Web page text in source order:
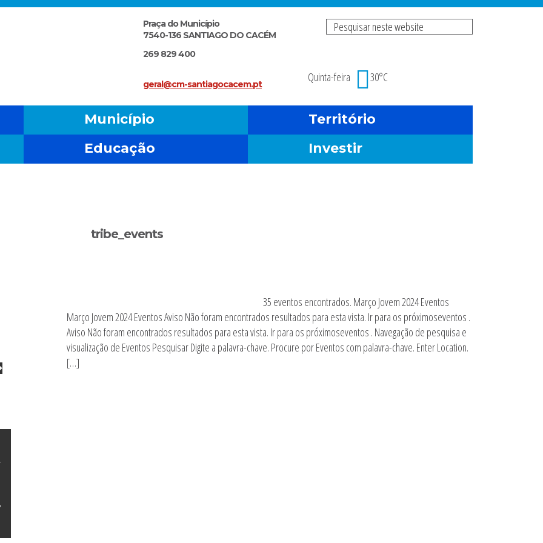
Pesquisar
Quinta-feira
30°C
Praça do Município
7540-136 SANTIAGO DO CACÉM
269 829 400
geral@cm-santiagocacem.pt
Município
Território
Educação Investir
tribe_events
35 eventos encontrados. Março Jovem 2024 Eventos
Março Jovem 2024 Eventos Aviso Não foram encontrados resultados para esta vista. Ir para os próximoseventos .
Aviso Não foram encontrados resultados para esta vista. Ir para os próximoseventos . Navegação de pesquisa e
visualização de Eventos Pesquisar Digite a palavra-chave. Procure por Eventos com palavra-chave. Enter Location.
[…]